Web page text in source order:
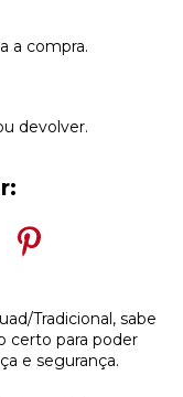
a compra.
devolver.
Tradicional, sabe
certo para poder
e segurança.